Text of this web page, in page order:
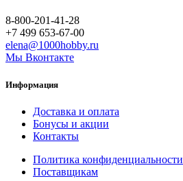
8-800-201-41-28
+7 499 653-67-00
elena@1000hobby.ru
Мы Вконтакте
Информация
Доставка и оплата
Бонусы и акции
Контакты
Политика конфиденциальности
Поставщикам